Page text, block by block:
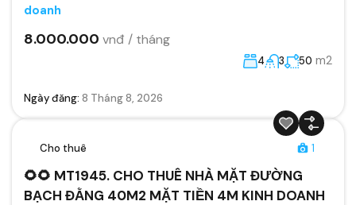
doanh
8.000.000 vnđ / tháng
4 3 50 m2
Ngày đăng: 8 Tháng 8, 2026
Cho thuê 1
🌻🌻 MT1945. CHO THUÊ NHÀ MẶT ĐƯỜNG
BẠCH ĐẰNG 40M2 MẶT TIỀN 4M KINH DOANH